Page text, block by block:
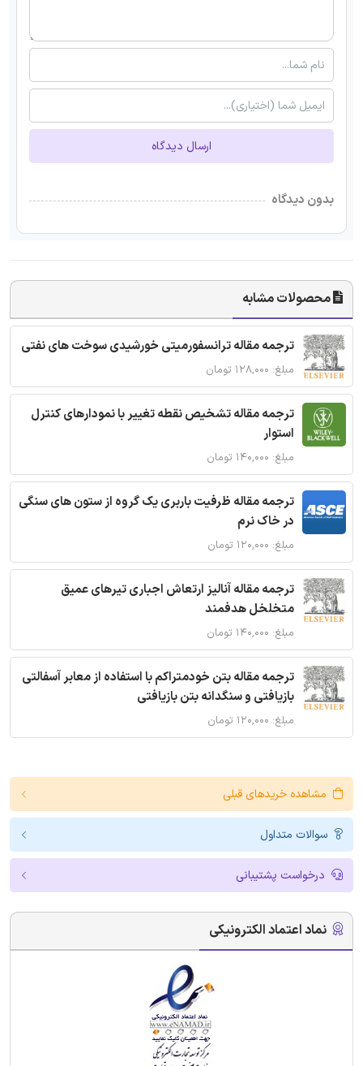
ارسال دیدگاه
بدون دیدگاه
محصولات مشابه
ترجمه مقاله ترانسفورمیتی خورشیدی سوخت های نفتی
مبلغ: ۱۲۸,۰۰۰ تومان
ترجمه مقاله تشخیص نقطه تغییر با نمودارهای کنترل
استوار
مبلغ: ۱۴۰,۰۰۰ تومان
ترجمه مقاله ظرفیت باربری یک گروه از ستون های سنگی
در خاک نرم
مبلغ: ۱۲۰,۰۰۰ تومان
ترجمه مقاله آنالیز ارتعاش اجباری تیرهای عمیق
متخلخل هدفمند
مبلغ: ۱۴۰,۰۰۰ تومان
ترجمه مقاله بتن خودمتراکم با استفاده از معابر آسفالتی
بازیافتی و سنگدانه بتن بازیافتی
مبلغ: ۱۲۰,۰۰۰ تومان
مشاهده خریدهای قبلی
سوالات متداول
درخواست پشتیبانی
نماد اعتماد الکترونیکی